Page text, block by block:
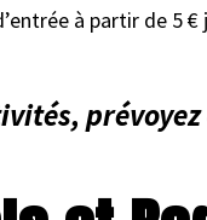
à partir de 5 €